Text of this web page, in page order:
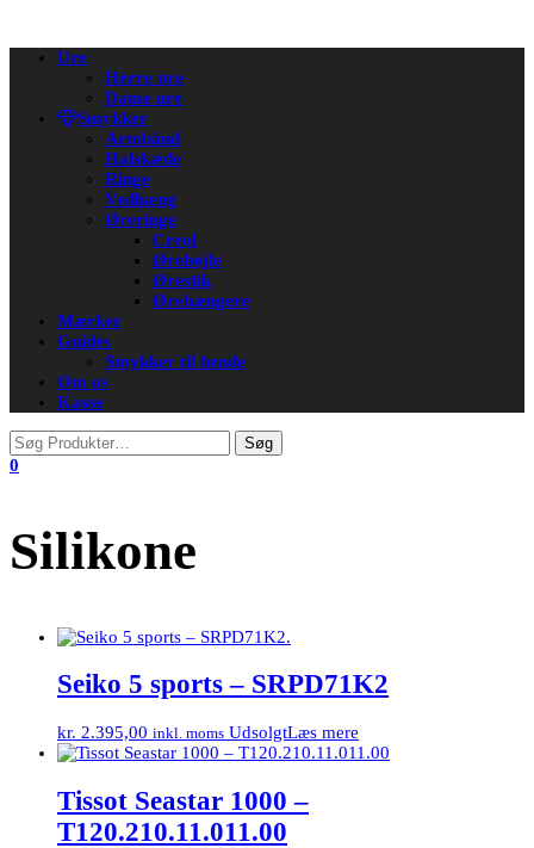
navigation
Ure
Herre ure
Dame ure
Smykker
Armbånd
Halskæde
Ringe
Vedhæng
Øreringe
Creol
Ørebøjle
Ørestik
Ørehængere
Mærker
Guides
Smykker til hende
Om os
Kasse
0
Silikone
Seiko 5 sports – SRPD71K2
kr. 2.395,00 inkl. moms UdsolgtLæs mere
Tissot Seastar 1000 –
T120.210.11.011.00